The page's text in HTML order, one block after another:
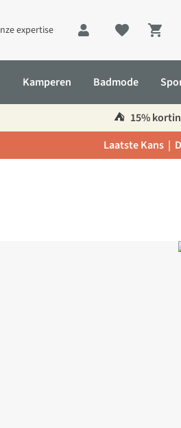
expertise
Kamperen Badmode
⛺️ 15%
Laatste Kans |